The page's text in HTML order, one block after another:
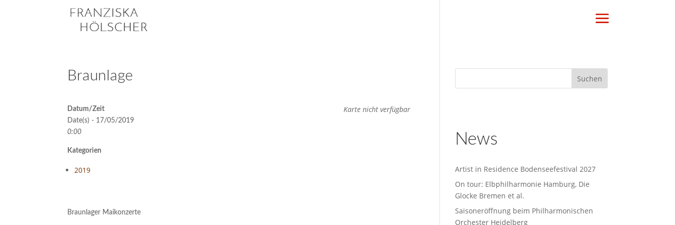
Braunlage
Karte nicht verfügbar
Datum/Zeit
Date(s) - 17/05/2019
0:00
Kategorien
2019
Braunlager Maikonzerte
News
Artist in Residence Bodenseefestival 2027
On tour: Elbphilharmonie Hamburg, Die
Glocke Bremen et al.
Saisoneröffnung beim Philharmonischen
Orchester Heidelberg